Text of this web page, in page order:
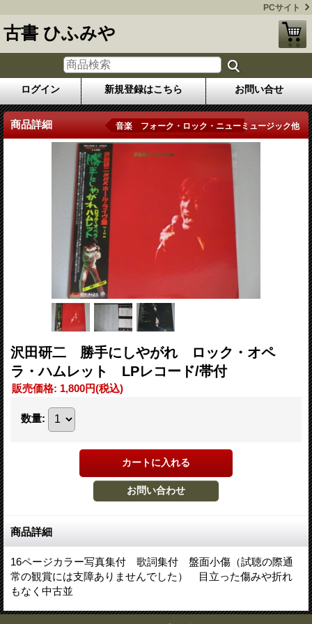
PCサイト
古書 ひふみや
ログイン 新規登録はこちら お問い合せ
商品詳細 音楽 フォーク・ロック・ニューミュージック他
沢田研二 勝手にしやがれ ロック・オペ
ラ・ハムレット LPレコード/帯付
販売価格: 1,800円(税込)
数量:
商品詳細
16ページカラー写真集付 歌詞集付 盤面小傷（試聴の際通
常の観賞には支障ありませんでした） 目立った傷みや折れ
もなく中古並